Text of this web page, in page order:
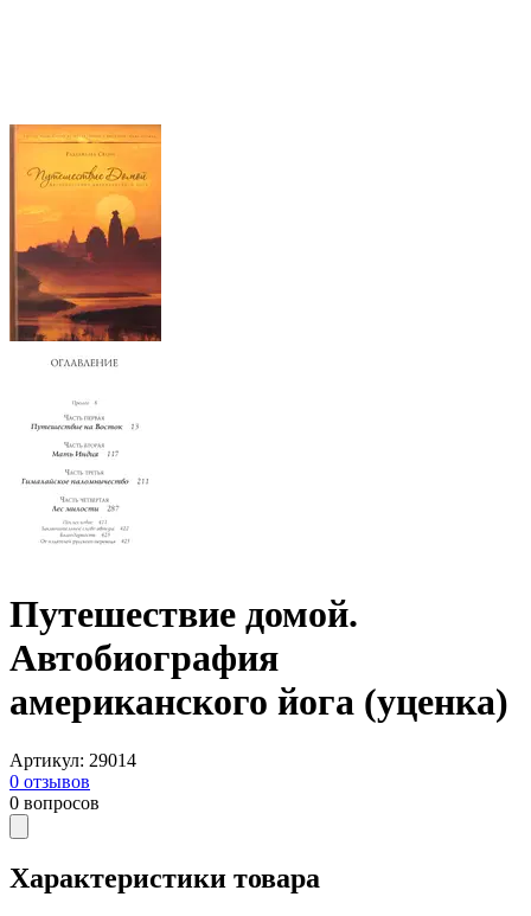
Путешествие домой.
Автобиография
американского йога (уценка)
Артикул: 29014
0 отзывов
0 вопросов
Характеристики товара